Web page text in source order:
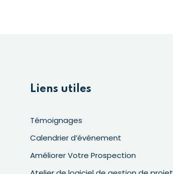
Liens utiles
Témoignages
Calendrier d’événement
Améliorer Votre Prospection